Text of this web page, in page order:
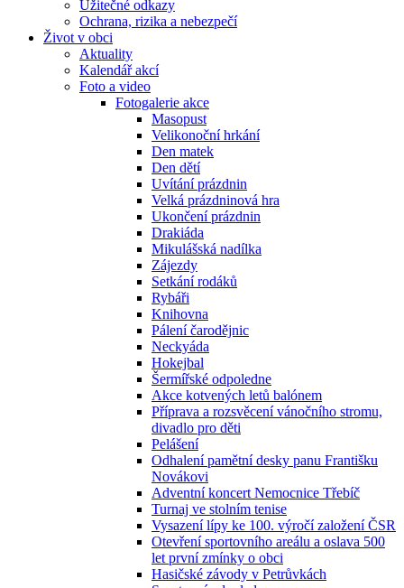
Užitečné odkazy
Ochrana, rizika a nebezpečí
Život v obci
Aktuality
Kalendář akcí
Foto a video
Fotogalerie akce
Masopust
Velikonoční hrkání
Den matek
Den dětí
Uvítání prázdnin
Velká prázdninová hra
Ukončení prázdnin
Drakiáda
Mikulášská nadílka
Zájezdy
Setkání rodáků
Rybáři
Knihovna
Pálení čarodějnic
Neckyáda
Hokejbal
Šermířské odpoledne
Akce kotvených letů balónem
Příprava a rozsvěcení vánočního stromu,
divadlo pro děti
Pelášení
Odhalení pamětní desky panu Františku
Novákovi
Adventní koncert Nemocnice Třebíč
Turnaj ve stolním tenise
Vysazení lípy ke 100. výročí založení ČSR
Otevření sportovního areálu a oslava 500
let první zmínky o obci
Hasičské závody v Petrůvkách